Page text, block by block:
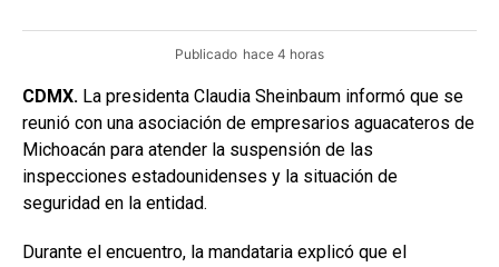
Publicado hace 4 horas
CDMX. La presidenta Claudia Sheinbaum informó que se
reunió con una asociación de empresarios aguacateros de
Michoacán para atender la suspensión de las
inspecciones estadounidenses y la situación de
seguridad en la entidad.
Durante el encuentro, la mandataria explicó que el